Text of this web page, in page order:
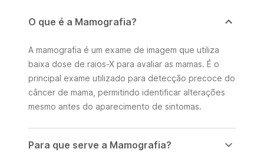
O que é a Mamografia?
A mamografia é um exame de imagem que utiliza
baixa dose de raios-X para avaliar as mamas. É o
principal exame utilizado para detecção precoce do
câncer de mama, permitindo identificar alterações
mesmo antes do aparecimento de sintomas.
Para que serve a Mamografia?